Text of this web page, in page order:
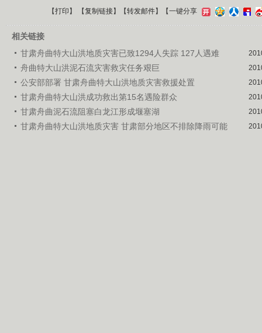
【打印 】 【复制链接】【转发邮件】 【一键分享
相关链接
甘肃舟曲特大山洪地质灾害已致1294人失踪 127人遇难
舟曲特大山洪泥石流灾害救灾任务艰巨
公安部部署 甘肃舟曲特大山洪地质灾害救援处置
甘肃舟曲特大山洪成功救出第15名遇险群众
甘肃舟曲泥石流阻塞白龙江形成堰塞湖
甘肃舟曲特大山洪地质灾害 甘肃部分地区不排除降雨可能